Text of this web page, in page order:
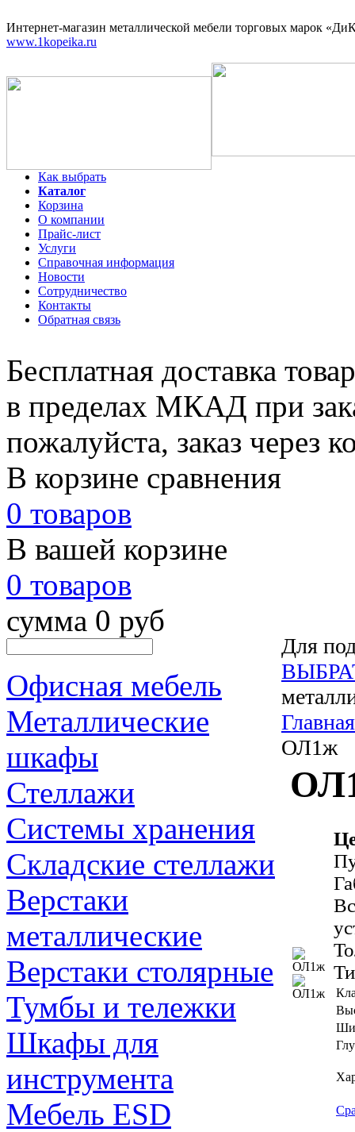
Интернет-магазин металлической мебели торговых марок
www.1kopeika.ru
Как выбрать
Каталог
Корзина
О компании
Прайс-лист
Услуги
Справочная информация
Новости
Сотрудничество
Контакты
Обратная связь
Бесплатная доставка
в пределах МКАД при
пожалуйста, заказ через
В корзине сравнения
0 товаров
В вашей корзине
0 товаров
сумма 0 руб
Офисная мебель
Металлические
шкафы
Стеллажи
Системы хранения
Складские стеллажи
Верстаки
металлические
Верстаки столярные
Тумбы и тележки
Шкафы для
инструмента
Мебель ESD
Для
Главная
ОЛ1ж